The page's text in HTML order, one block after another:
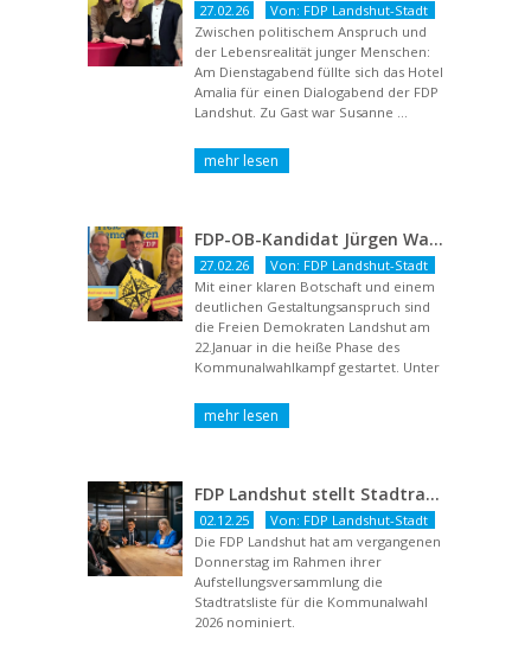
27.02.26
Von: FDP Landshut-Stadt
Zwischen politischem Anspruch und
der Lebensrealität junger Menschen:
Am Dienstagabend füllte sich das Hotel
Amalia für einen Dialogabend der FDP
Landshut. Zu Gast war Susanne ...
FDP-OB-Kandidat Jürgen Wachter: „Politik auf Pump ist unsozial“
27.02.26
Von: FDP Landshut-Stadt
Mit einer klaren Botschaft und einem
deutlichen Gestaltungsanspruch sind
die Freien Demokraten Landshut am
22.Januar in die heiße Phase des
Kommunalwahlkampf gestartet. Unter
FDP Landshut stellt Stadtratsliste für 2026 auf – OB-Kandidat Jürgen Wachter betont Gestaltungsanspruch und liberale Zukunftsvision
02.12.25
Von: FDP Landshut-Stadt
Die FDP Landshut hat am vergangenen
Donnerstag im Rahmen ihrer
Aufstellungsversammlung die
Stadtratsliste für die Kommunalwahl
2026 nominiert.